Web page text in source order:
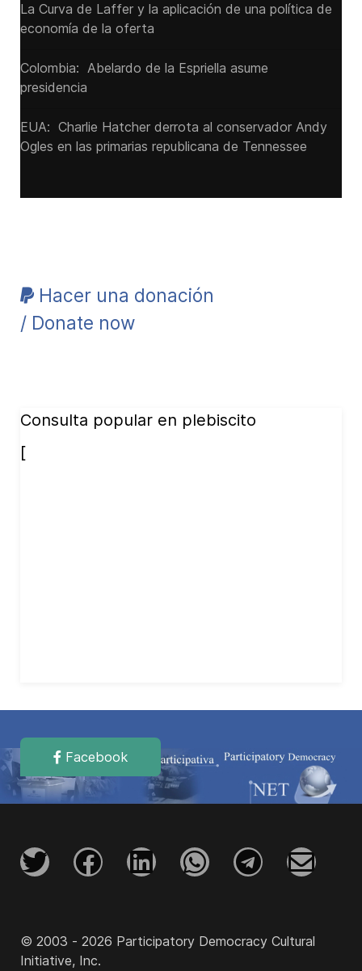
La Curva de Laffer y la aplicación de una política de
economía de la oferta
Colombia: Abelardo de la Espriella asume
presidencia
EUA: Charlie Hatcher derrota al conservador Andy
Ogles en las primarias republicana de Tennessee
Hacer una donación
/ Donate now
Consulta popular en plebiscito
[
Facebook
© 2003 - 2026 Participatory Democracy Cultural
Initiative, Inc.